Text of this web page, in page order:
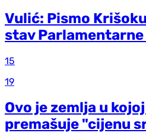
Vulić: Pismo
stav
15
19
Ovo je zemlja u
premašuje "cijenu